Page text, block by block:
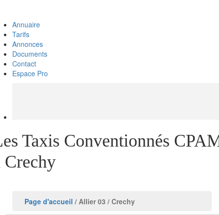
Annuaire
Tarifs
Annonces
Documents
Contact
Espace Pro
Taxis Conventionnés
Crechy
Page d'accueil / Allier 03 / Crechy